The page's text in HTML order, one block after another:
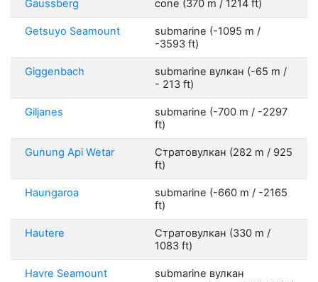
Gaussberg cone (370 m / 1214 ft)
Getsuyo Seamount
submarine (-1095 m /
-3593 ft)
Giggenbach
submarine вулкан (-65 m /
- 213 ft)
Giljanes
submarine (-700 m / -2297
ft)
Gunung Api Wetar
Стратовулкан (282 m / 925
ft)
Haungaroa
submarine (-660 m / -2165
ft)
Hautere
Стратовулкан (330 m /
1083 ft)
Havre Seamount
submarine вулкан